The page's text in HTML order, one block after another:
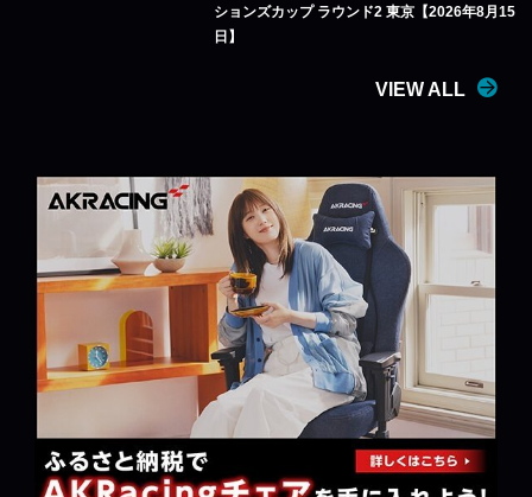
ションズカップ ラウンド2 東京【2026年8月15
日】
VIEW ALL